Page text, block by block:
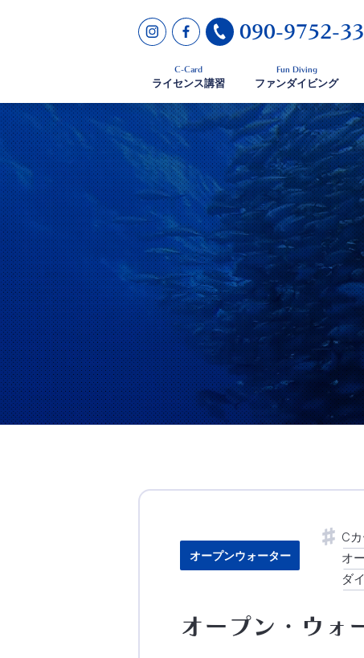
090-9752-
C-Card
ライセンス講習
Fun Diving
ファンダイビング
オープンウォーター
C
オ
ダ
オープン・ウォ